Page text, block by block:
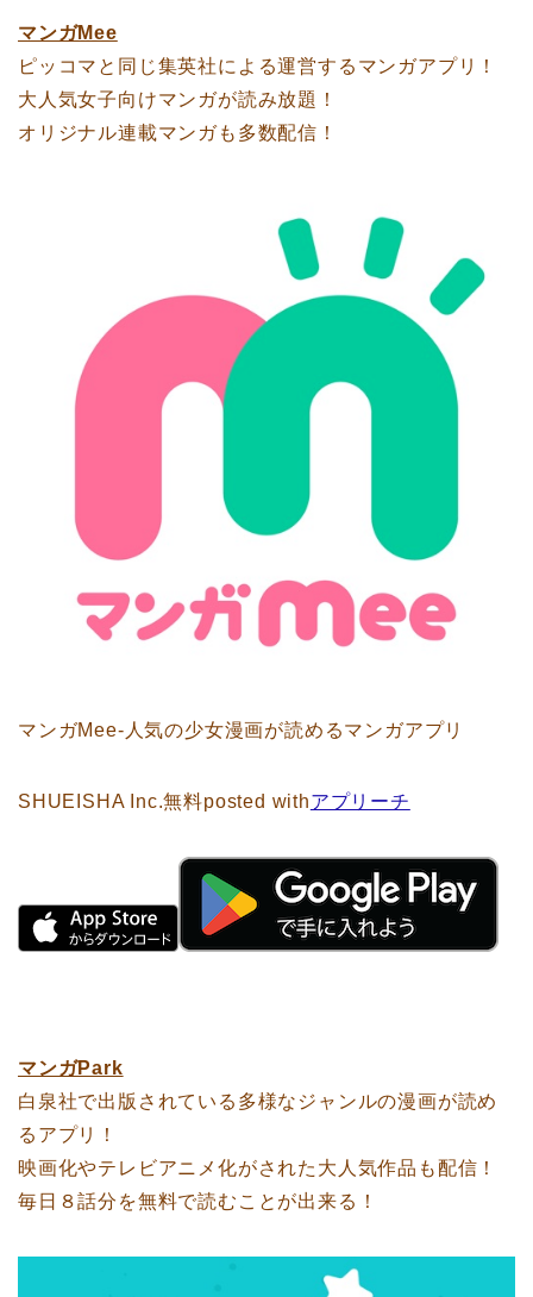
マンガMee
ピッコマと同じ集英社による運営するマンガアプリ！
大人気女子向けマンガが読み放題！
オリジナル連載マンガも多数配信！
マンガMee-人気の少女漫画が読めるマンガアプリ
SHUEISHA Inc.無料posted withアプリーチ
マンガPark
白泉社で出版されている多様なジャンルの漫画が読め
るアプリ！
映画化やテレビアニメ化がされた大人気作品も配信！
毎日８話分を無料で読むことが出来る！